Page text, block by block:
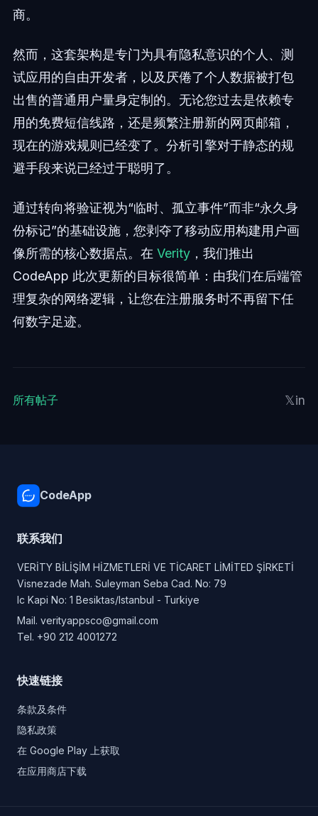
商。
然而，这套架构是专门为具有隐私意识的个人、测
试应用的自由开发者，以及厌倦了个人数据被打包
出售的普通用户量身定制的。无论您过去是依赖专
用的免费短信线路，还是频繁注册新的网页邮箱，
现在的游戏规则已经变了。分析引擎对于静态的规
避手段来说已经过于聪明了。
通过转向将验证视为“临时、孤立事件”而非“永久身
份标记”的基础设施，您剥夺了移动应用构建用户画
像所需的核心数据点。在 Verity，我们推出
CodeApp 此次更新的目标很简单：由我们在后端管
理复杂的网络逻辑，让您在注册服务时不再留下任
何数字足迹。
所有帖子 𝕏in
CodeApp
联系我们
VERİTY BİLİŞİM HİZMETLERİ VE TİCARET LİMİTED ŞİRKETİ
Visnezade Mah. Suleyman Seba Cad. No: 79
Ic Kapi No: 1 Besiktas/Istanbul - Turkiye
Mail. verityappsco@gmail.com
Tel. +90 212 4001272
快速链接
条款及条件
隐私政策
在 Google Play 上获取
在应用商店下载